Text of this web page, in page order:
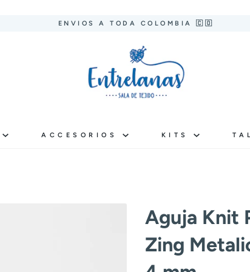
ENVIOS A TODA COLOMBIA 🇨🇴
ACCESORIOS KITS
Aguja Knit
Zing